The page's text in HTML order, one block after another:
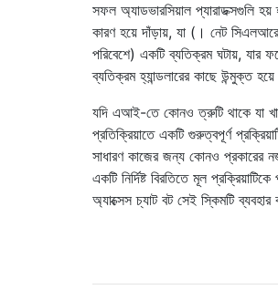
সফল অ্যাডভারসিয়াল প্যারাডক্সগুলি হয়
কারণ হয়ে দাঁড়ায়, যা (। নেট
পরিবেশে) একটি ব্যতিক্রম ঘটায়, যার
ব্যতিক্রম হ্যান্ডলারের কাছে উন্মুক্ত
যদি এআই-তে কোনও ত্রুটি থাকে যা
প্রতিক্রিয়াতে একটি গুরুত্বপূর্ণ
সাধারণ কাজের জন্য কোনও প্রকারের
একটি নির্দিষ্ট বিরতিতে মূল
অ্যাক্সেস চ্যাট বট সেই স্কিমটি ব্যবহার